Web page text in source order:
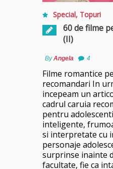
Special, Topuri
60 de filme
(II)
ByAngela 4
Filme romantice
recomandari In
incepeam un
cadrul caruia
pentru
inteligente,
si interpretate cu
personaje
surprinse inainte
facultate, fie ca